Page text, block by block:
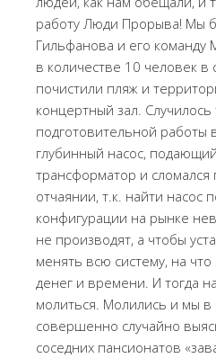
работу Люди Прорыва! Мы
Гильфанова и его команду
в количестве 10 человек в
почистили пляж и
концертный зал.
подготовительной работы
глубинный насос,
трансформатор и сломался
отчаянии, т.к. найти насос
конфигурации на рынке
не производят, а чтобы
менять всю систему, на
денег и времени. И тогда
молиться. Молились и мы в
совершенно случайно
соседних пансионатов